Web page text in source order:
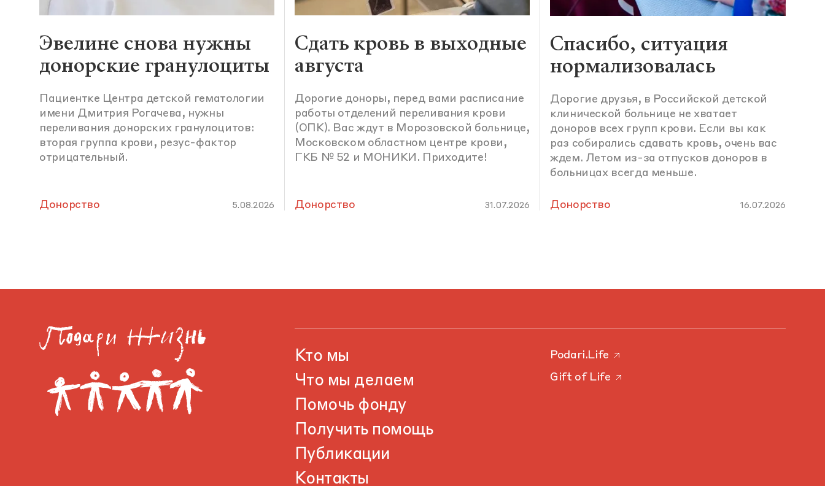
Эвелине снова нужны
донорские гранулоциты
Пациентке Центра детской гематологии
имени Дмитрия Рогачева, нужны
переливания донорских гранулоцитов:
вторая группа крови, резус-фактор
отрицательный.
Донорство 5.08.2026
Сдать кровь в выходные
августа
Дорогие доноры, перед вами расписание
работы отделений переливания крови
(ОПК). Вас ждут в Морозовской больнице,
Московском областном центре крови,
ГКБ № 52 и МОНИКИ. Приходите!
Донорство 31.07.2026
Спасибо, ситуация
нормализовалась
Дорогие друзья, в Российской детской
клинической больнице не хватает
доноров всех групп крови. Если вы как
раз собирались сдавать кровь, очень вас
ждем. Летом из-за отпусков доноров в
больницах всегда меньше.
Донорство 16.07.2026
Кто мы
Что мы делаем
Помочь фонду
Получить помощь
Публикации
Контакты
Podari.Life
Gift of Life